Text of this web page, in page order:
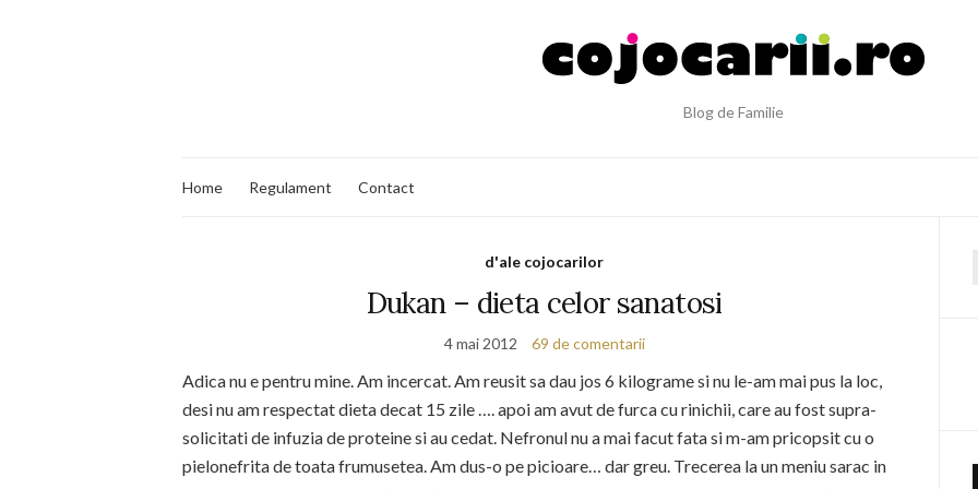
Blog de Familie
Home Regulament Contact
d'ale cojocarilor
Dukan – dieta celor sanatosi
4 mai 2012 69 de comentarii
Adica nu e pentru mine. Am incercat. Am reusit sa dau jos 6 kilograme si nu le-am mai pus la loc,
desi nu am respectat dieta decat 15 zile …. apoi am avut de furca cu rinichii, care au fost supra-
solicitati de infuzia de proteine si au cedat. Nefronul nu a mai facut fata si m-am pricopsit cu o
pielonefrita de toata frumusetea. Am dus-o pe picioare… dar greu. Trecerea la un meniu sarac in